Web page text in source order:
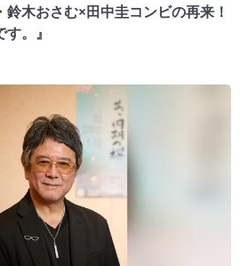
鈴木おさむ×田中圭コンビの再来！
。』